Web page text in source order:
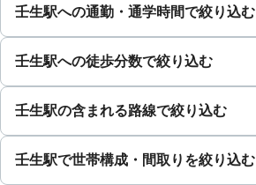
壬生駅への通勤・通学時間で絞り込む
壬生駅への徒歩分数で絞り込む
壬生駅の含まれる路線で絞り込む
壬生駅で世帯構成・間取りを絞り込む